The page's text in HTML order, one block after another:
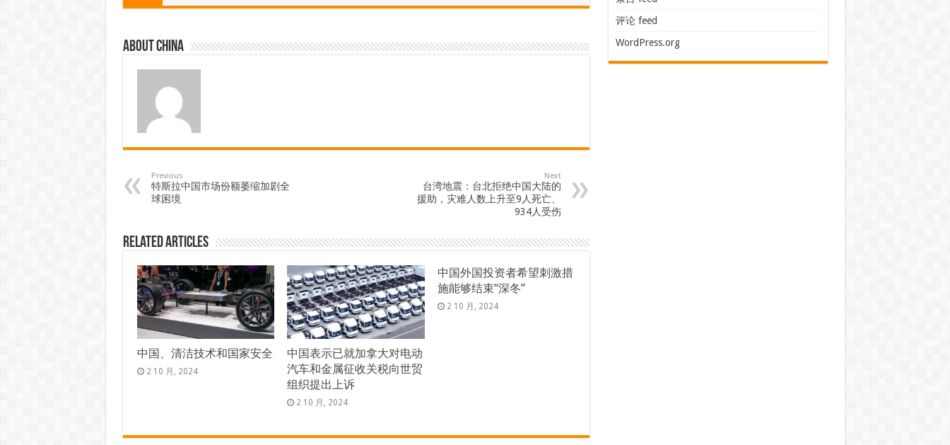
About china
Previous
特斯拉中国市场份额萎缩加剧全
球困境
Next
台湾地震：台北拒绝中国大陆的
援助，灾难人数上升至9人死亡、
934人受伤
Related Articles
中国、清洁技术和国家安全
2 10 月, 2024
中国表示已就加拿大对电动
汽车和金属征收关税向世贸
组织提出上诉
2 10 月, 2024
中国外国投资者希望刺激措
施能够结束“深冬”
2 10 月, 2024
评论 feed
WordPress.org